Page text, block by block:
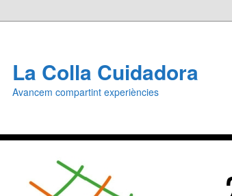
La Colla Cuidadora
Avancem compartint experiències